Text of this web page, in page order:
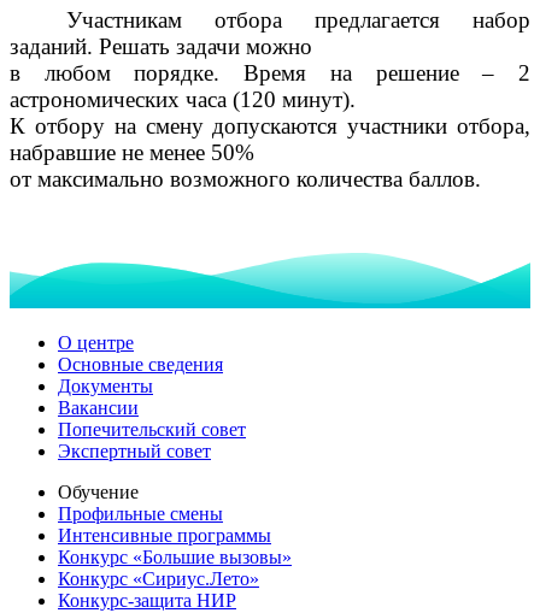
Участникам отбора предлагается набор
заданий. Решать задачи можно
в любом порядке. Время на решение – 2
астрономических часа (120 минут).
К отбору на смену допускаются участники отбора,
набравшие не менее 50%
от максимально возможного количества баллов.
О центре
Основные сведения
Документы
Вакансии
Попечительский совет
Экспертный совет
Обучение
Профильные смены
Интенсивные программы
Конкурс «Большие вызовы»
Конкурс «Сириус.Лето»
Конкурс-защита НИР